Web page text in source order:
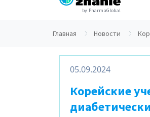
by PharmaGlobal
Главная Новости
05.09.2024
Корейские